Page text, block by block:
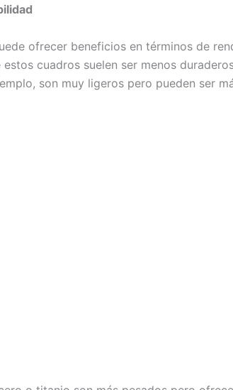
ofrecer beneficios en términos de
cuadros suelen ser menos
son muy ligeros pero pueden ser